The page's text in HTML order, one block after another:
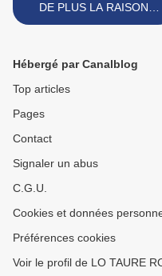
DE PLUS LA RAISON
L'EMPORTE
Hébergé par Canalblog
Top articles
Pages
Contact
Signaler un abus
C.G.U.
Cookies et données
Préférences cookies
Voir le profil de LO TAURE